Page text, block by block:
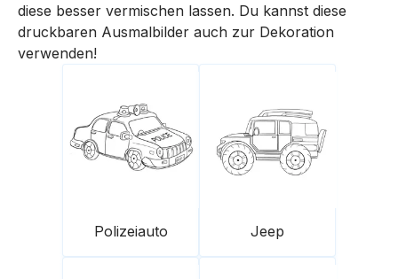
diese besser vermischen lassen. Du kannst diese
druckbaren Ausmalbilder auch zur Dekoration
verwenden!
Polizeiauto Jeep